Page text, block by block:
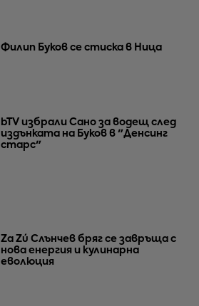
Филип Буков се стиска в Ница
bTV избрали Сано за водещ след
издънката на Буков в "Денсинг
старс"
Za Zú Слънчев бряг се завръща с
нова енергия и кулинарна
еволюция